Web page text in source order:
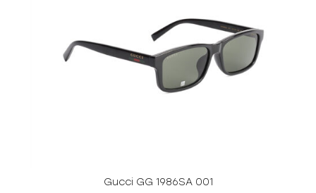
Gucci GG 1986SA 001